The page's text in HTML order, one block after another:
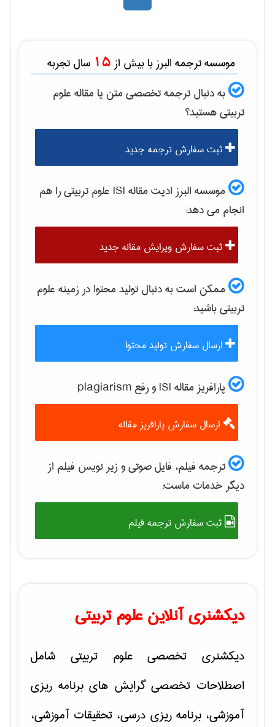
موسسه ترجمه البرز با بیش از 15 سال تجربه
به دنبال ترجمه تخصصی متن یا مقالهعلوم
تربيتیهستید؟
ثبت سفارش ترجمه جدید
موسسه البرز ادیت مقاله ISI علوم تربيتیرا هم
انجام می دهد:
ثبت سفارش ویرایش مقاله جدید
ممکن است به دنبال تولید محتوا در زمینهعلوم
تربيتیباشید:
ارسال سفارش تولید محتوا
پارافریز مقاله ISI و رفع plagiarism
ارسال سفارش پارافریز مقاله
ترجمه فیلم، فایل صوتی و زیر نویس فیلم از
دیگر خدمات ماست:
ثبت سفارش ترجمه فیلم
دیکشنری آنلاین علوم تربیتی
دیکشنری تخصصی علوم تربیتی شامل
اصطلاحات تخصصی گرایش هایبرنامه ریزی
آموزشی، برنامه ریزی درسی، تحقیقات آموزشی،